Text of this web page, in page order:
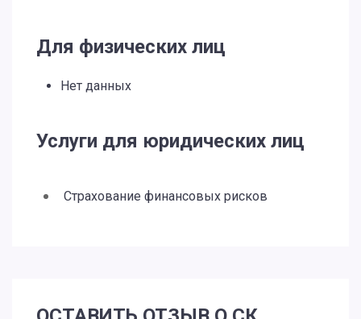
Для физических лиц
Нет данных
Услуги для юридических лиц
Страхование финансовых рисков